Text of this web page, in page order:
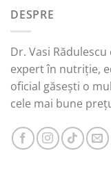
DESPRE
Dr. Vasi
expert în nutriție,
oficial găsești o
cele mai bune